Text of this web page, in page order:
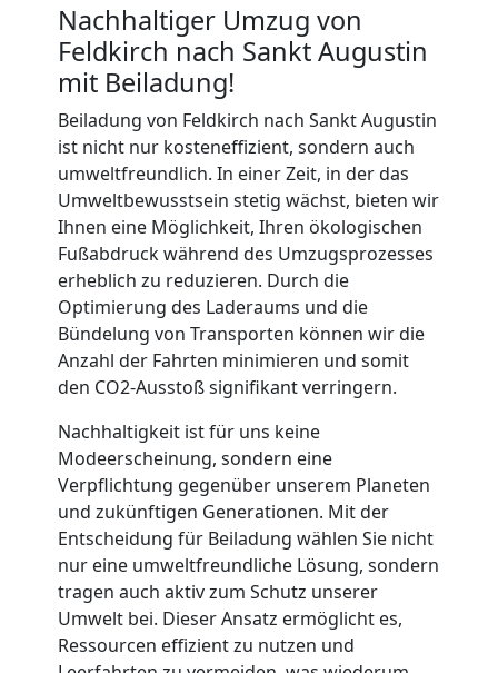
Nachhaltiger Umzug von
Feldkirch nach Sankt Augustin
mit Beiladung!
Beiladung von Feldkirch nach Sankt Augustin
ist nicht nur kosteneffizient, sondern auch
umweltfreundlich. In einer Zeit, in der das
Umweltbewusstsein stetig wächst, bieten wir
Ihnen eine Möglichkeit, Ihren ökologischen
Fußabdruck während des Umzugsprozesses
erheblich zu reduzieren. Durch die
Optimierung des Laderaums und die
Bündelung von Transporten können wir die
Anzahl der Fahrten minimieren und somit
den CO2-Ausstoß signifikant verringern.
Nachhaltigkeit ist für uns keine
Modeerscheinung, sondern eine
Verpflichtung gegenüber unserem Planeten
und zukünftigen Generationen. Mit der
Entscheidung für Beiladung wählen Sie nicht
nur eine umweltfreundliche Lösung, sondern
tragen auch aktiv zum Schutz unserer
Umwelt bei. Dieser Ansatz ermöglicht es,
Ressourcen effizient zu nutzen und
LKW
Möbellift
Feldkirch
Übersiedlung
Feldkirch
Klaviertransport
Feldkirch
Privatumzug